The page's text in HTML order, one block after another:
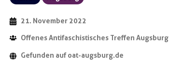
21. November 2022
Offenes Antifaschistisches Treffen Augsburg
Gefunden auf oat-augsburg.de